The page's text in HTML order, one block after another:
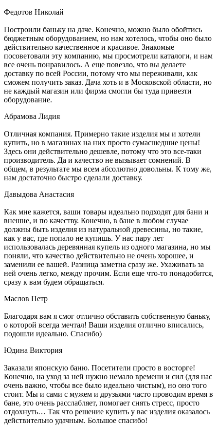
Федотов Николай
Построили баньку на даче. Конечно, можно было обойтись
бюджетным оборудованием, но нам хотелось, чтобы оно было
действительно качественное и красивое. Знакомые
посоветовали эту компанию, мы просмотрели каталоги, и нам
все очень понравилось. А еще повезло, что вы делаете
доставку по всей России, потому что мы переживали, как
сможем получить заказ. Дача хоть и в Московской области, но
не каждый магазин или фирма смогли бы туда привезти
оборудование.
Абрамова Лидия
Отличная компания. Примерно такие изделия мы и хотели
купить, но в магазинах на них просто сумасшедшие цены!
Здесь они действительно дешевле, потому что это все-таки
производитель. Да и качество не вызывает сомнений. В
общем, в результате мы всем абсолютно довольны. К тому же,
нам достаточно быстро сделали доставку.
Давыдова Анастасия
Как мне кажется, ваши товары идеально подходят для бани и
внешне, и по качеству. Конечно, в бане в любом случае
должны быть изделия из натуральной древесины, но такие,
как у вас, где попало не купишь. У нас пару лет
использовалась деревянная купель из одного магазина, но мы
поняли, что качество действительно не очень хорошее, и
заменили ее вашей. Разница заметна сразу же. Ухаживать за
ней очень легко, между прочим. Если еще что-то понадобится,
сразу к вам будем обращаться.
Маслов Петр
Благодаря вам я смог отлично обставить собственную баньку,
о которой всегда мечтал! Ваши изделия отлично вписались,
подошли идеально. Спасибо)
Юдина Виктория
Заказали японскую баню. Посетители просто в восторге!
Конечно, на уход за ней нужно немало времени и сил (для нас
очень важно, чтобы все было идеально чистым), но оно того
стоит. Мы и сами с мужем и друзьями часто проводим время в
бане, это очень расслабляет, помогает снять стресс, просто
отдохнуть… Так что решение купить у вас изделия оказалось
действительно удачным. Большое спасибо!